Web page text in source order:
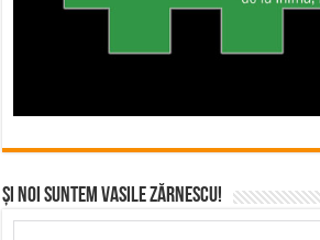
Și noi suntem Vasile Zărnescu!